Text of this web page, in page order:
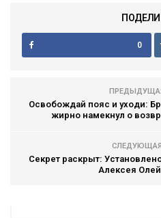
0
Освобождай пояс и уходи:
жирно намекнул о
Секрет раскрыт:
Алексея